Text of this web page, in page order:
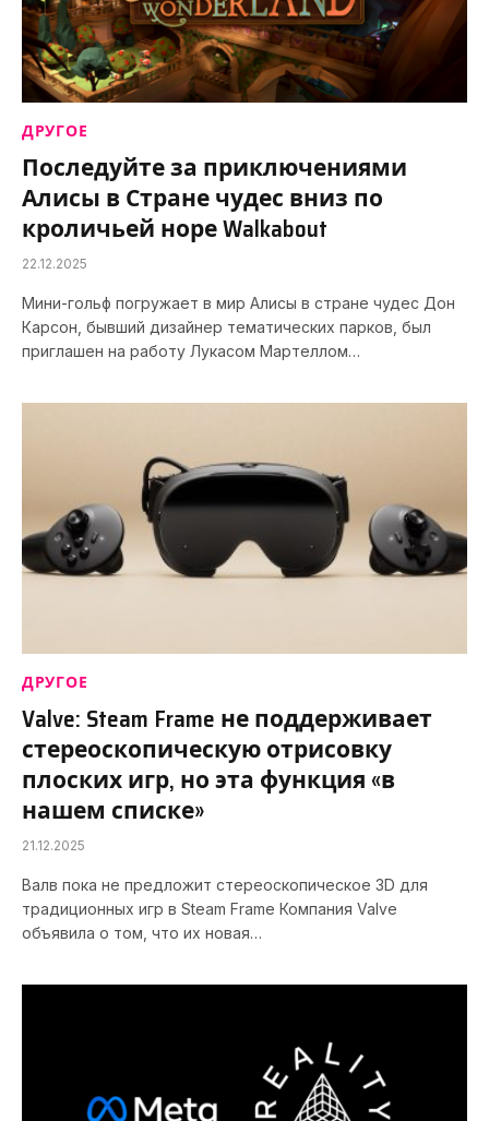
ДРУГОЕ
Последуйте за приключениями
Алисы в Стране чудес вниз по
кроличьей норе Walkabout
22.12.2025
Мини-гольф погружает в мир Алисы в стране чудес Дон
Карсон, бывший дизайнер тематических парков, был
приглашен на работу Лукасом Мартеллом…
ДРУГОЕ
Valve: Steam Frame не поддерживает
стереоскопическую отрисовку
плоских игр, но эта функция «в
нашем списке»
21.12.2025
Валв пока не предложит стереоскопическое 3D для
традиционных игр в Steam Frame Компания Valve
объявила о том, что их новая…